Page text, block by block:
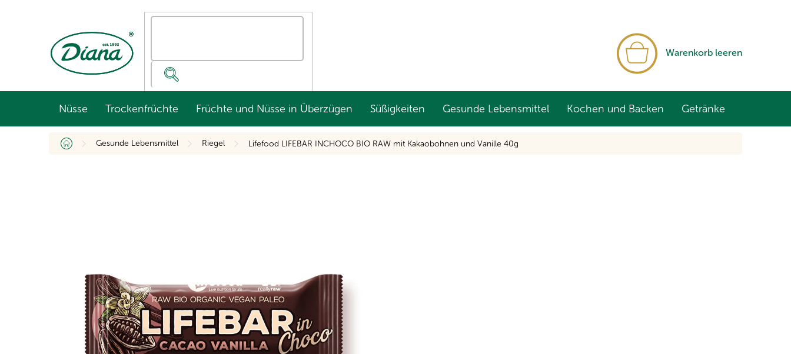
Warenkorb leeren
Nüsse Trockenfrüchte Früchte und Nüsse in Überzügen Süßigkeiten Gesunde Lebensmittel Kochen und Backen Getränke
StartseiteGesunde Lebensmittel Riegel Lifefood LIFEBAR INCHOCO BIO RAW mit Kakaobohnen und Vanille 40g